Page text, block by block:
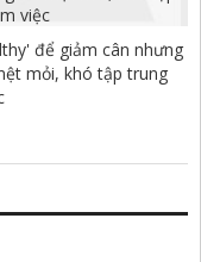
để giảm cân nhưng
mỏi, khó tập trung